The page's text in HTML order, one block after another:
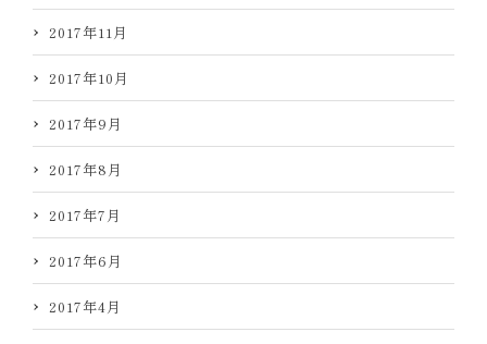
2017年11月
2017年10月
2017年9月
2017年8月
2017年7月
2017年6月
2017年4月